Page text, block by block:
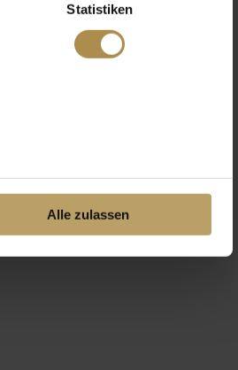
Statistiken
Alle zulassen